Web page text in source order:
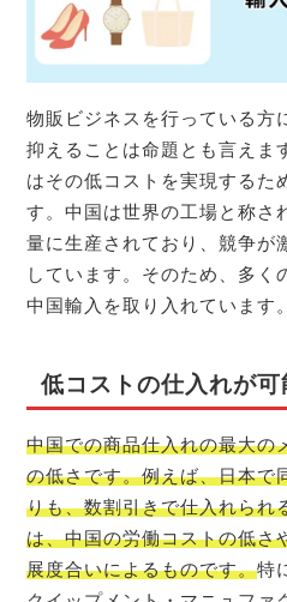
物販ビジネスを行っている方
抑えることは命題とも言えま
はその低コストを実現するた
す。中国は世界の工場と称さ
量に生産されており、競争が
しています。そのため、多く
中国輸入を取り入れています。
低コストの仕入れが可
中国での商品仕入れの最大の
の低さです。例えば、日本で
りも、数割引きで仕入れられ
は、中国の労働コストの低さ
展度合いによるものです。特